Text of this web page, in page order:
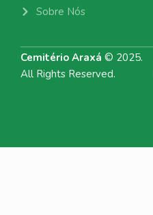
Sobre Nós
Cemitério Araxá © 2025.
All Rights Reserved.